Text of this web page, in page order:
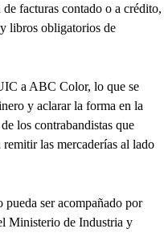
facturas contado o a crédito,
libros obligatorios de
a ABC Color, lo que se
y aclarar la forma en la
los contrabandistas que
las mercaderías al lado
ser acompañado por
Ministerio de Industria y